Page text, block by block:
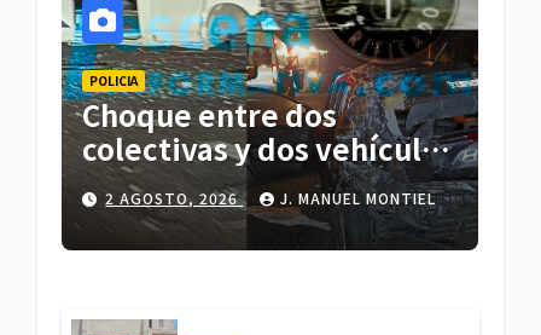
POLICIA
Choque entre dos
colectivas y dos vehículos
deja cinco personas
lesionadas en Atlihuetzia
2 AGOSTO, 2026 J. MANUEL MONTIEL